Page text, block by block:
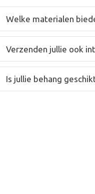
Welke materialen
Verzenden jullie ook
Is jullie behang